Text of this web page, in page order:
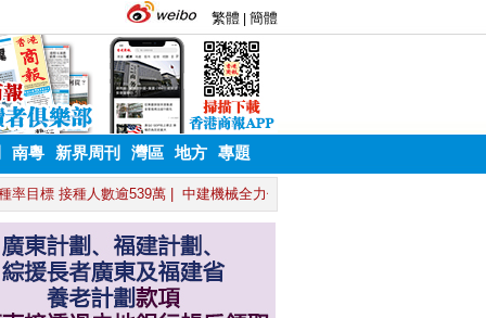
南粵 新界周刊 灣區 地方 專題